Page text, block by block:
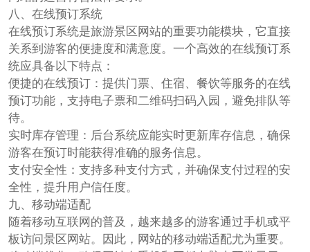
八、在线预订系统
在线预订系统是旅游景区网站的重要功能模块，它直接
关系到游客的便捷度和满意度。一个高效的在线预订系
统应具备以下特点：
便捷的在线预订：提供门票、住宿、餐饮等服务的在线
预订功能，支持电子票和二维码扫码入园，避免排队等
待。
实时库存管理：后台系统应能实时更新库存信息，确保
游客在预订时能获得准确的服务信息。
支付安全性：支持多种支付方式，并确保支付过程的安
全性，提升用户信任度。
九、移动端适配
随着移动互联网的普及，越来越多的游客通过手机或平
板访问景区网站。因此，网站的移动端适配尤为重要。